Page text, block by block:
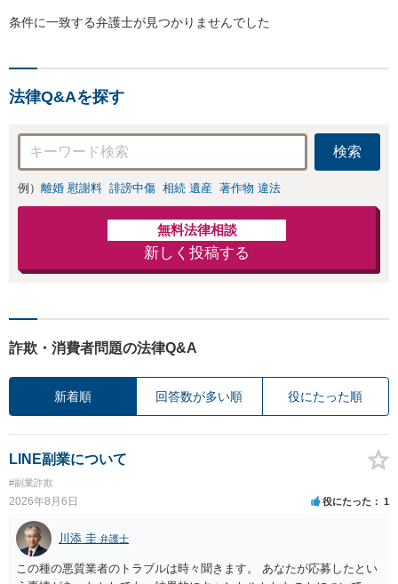
条件に一致する弁護士が見つかりませんでした
法律Q&Aを探す
検索
例） 離婚 慰謝料 誹謗中傷 相続 遺産 著作物 違法
無料法律相談
新しく投稿する
詐欺・消費者問題の法律Q&A
新着順 回答数が多い順 役にたった順
LINE副業について
#副業詐欺
2026年8月6日 役にたった 1
川添 圭 弁護士
この種の悪質業者のトラブルは時々聞きます。 あなたが応募したとい